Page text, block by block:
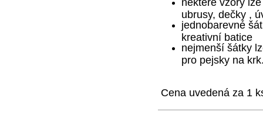
některé vzory
ubrusy, dečky ,
jednobarevné
kreativní batice
nejmenší šátky
pro pejsky na
Cena uvedená za 1